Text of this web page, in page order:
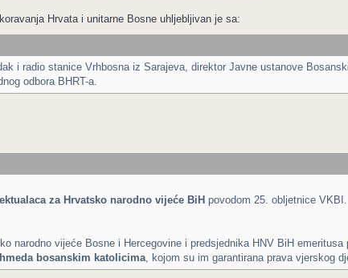
Hrvata i unitarne Bosne uhljebljivan je sa:
i radio stanice Vrhbosna iz Sarajeva, direktor Javne ustanove
odbora BHRT-a.
za Hrvatsko narodno vijeće BiH povodom 25. obljetnice VKBI.
narodno vijeće Bosne i Hercegovine i predsjednika HNV BiH
bosanskim katolicima, kojom su im garantirana prava vjerskog